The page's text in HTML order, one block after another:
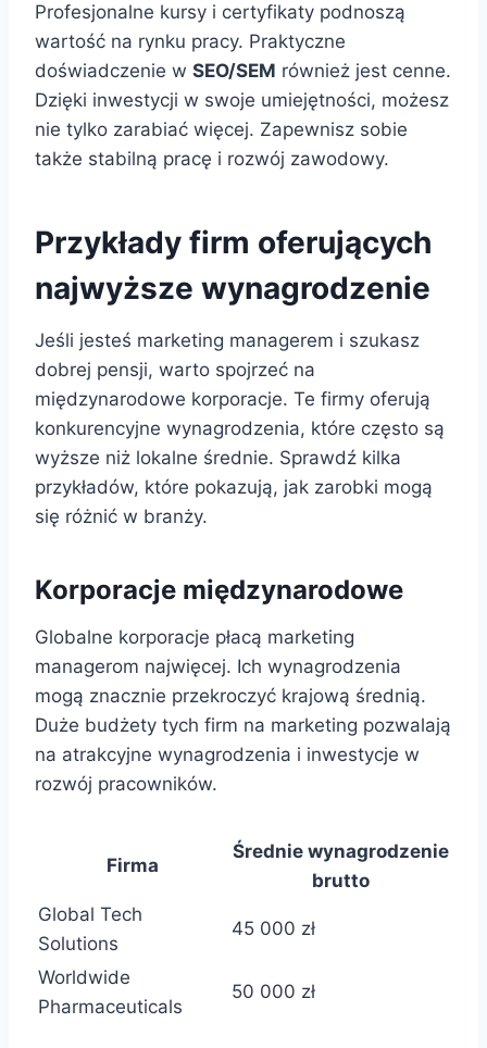
Profesjonalne kursy i certyfikaty podnoszą
wartość na rynku pracy. Praktyczne
doświadczenie w SEO/SEM również jest cenne.
Dzięki inwestycji w swoje umiejętności, możesz
nie tylko zarabiać więcej. Zapewnisz sobie
także stabilną pracę i rozwój zawodowy.
Przykłady firm oferujących
najwyższe wynagrodzenie
Jeśli jesteś marketing managerem i szukasz
dobrej pensji, warto spojrzeć na
międzynarodowe korporacje. Te firmy oferują
konkurencyjne wynagrodzenia, które często są
wyższe niż lokalne średnie. Sprawdź kilka
przykładów, które pokazują, jak zarobki mogą
się różnić w branży.
Korporacje międzynarodowe
Globalne korporacje płacą marketing
managerom najwięcej. Ich wynagrodzenia
mogą znacznie przekroczyć krajową średnią.
Duże budżety tych firm na marketing pozwalają
na atrakcyjne wynagrodzenia i inwestycje w
rozwój pracowników.
Firma
Średnie wynagrodzenie
brutto
Global Tech
Solutions
45 000 zł
Worldwide
Pharmaceuticals
50 000 zł